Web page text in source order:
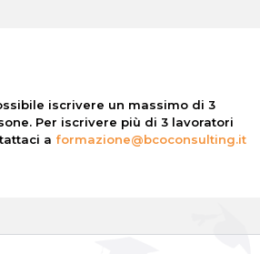
iscrivere un massimo di 3
Per iscrivere più di 3 lavoratori
a formazione@bcoconsulting.it